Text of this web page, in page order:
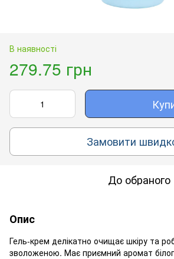
В наявності
279.75 грн
Замовити
До обраного
Опис
Гель-крем делікатно очищає шкіру та
зволоженою. Має приємний аромат